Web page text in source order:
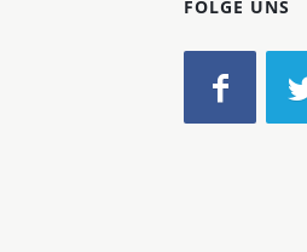
FOLGE UNS